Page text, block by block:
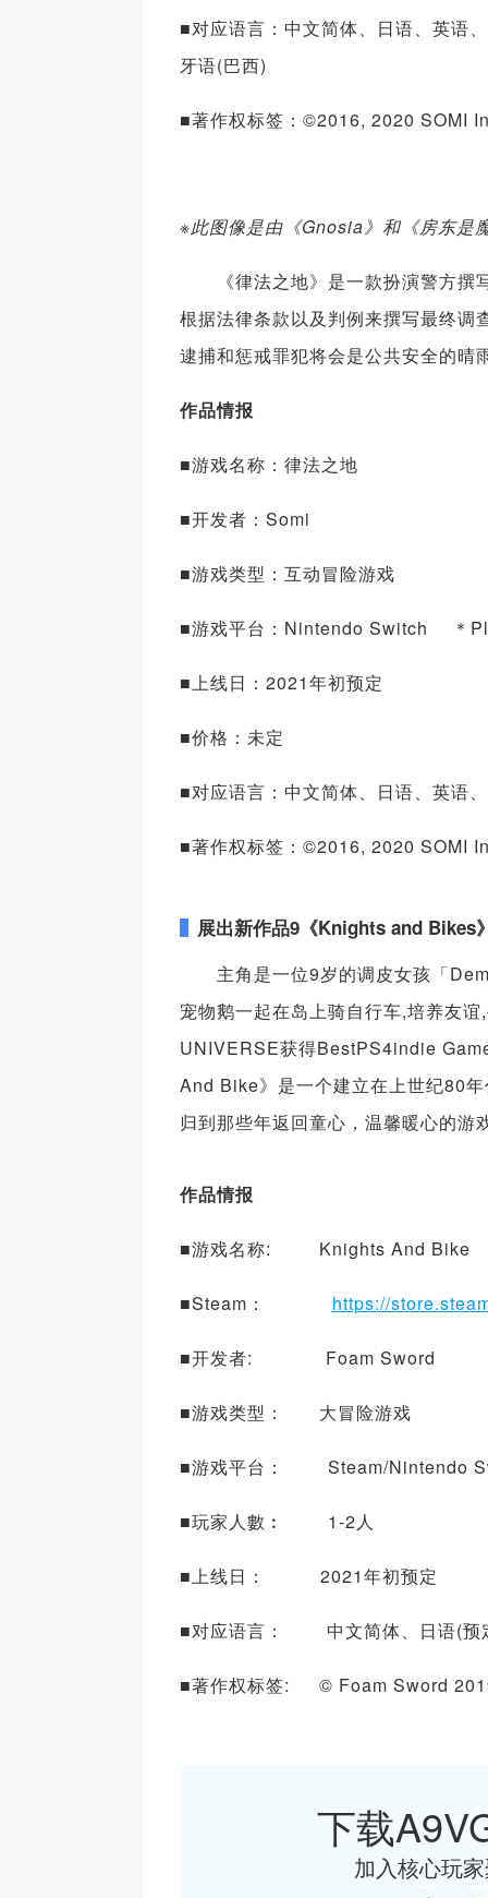
■对应语言：中文简体、日语、英语
牙语(巴西)
■著作权标签：©2016, 2020 SOMI
※此图像是由《Gnosia》和《房东是
《律法之地》是一款扮演警方撰
根据法律条款以及判例来撰写最终调
逮捕和惩戒罪犯将会是公共安全的晴
作品情报
■游戏名称：律法之地
■开发者：Somi
■游戏类型：互动冒险游戏
■游戏平台：Nintendo Switch ＊
■上线日：2021年初预定
■价格：未定
■对应语言：中文简体、日语、英语
■著作权标签：©2016, 2020 SOMI
展出新作品9 《Knights and Bikes
主角是一位9岁的调皮女孩「
宠物鹅一起在岛上骑自行车,培养友
UNIVERSE获得BestPS4indie
And Bike》是一个建立在上世纪80
归到那些年返回童心，温馨暖心的游
作品情报
■游戏名称: Knights And Bike
■Steam： https://
■开发者: Foam Sword
■游戏类型： 大冒险游戏
■游戏平台： Steam/Nintendo
■玩家人數︰ 1-2人
■上线日： 2021年初预定
■对应语言： 中文简体、日语(预
■著作权标签: © Foam Sword
下载
加入核心玩